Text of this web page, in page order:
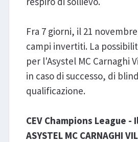
Fra 7 giorni, il 21
campi invertiti. La
per l'Asystel MC Carnaghi
in caso di successo, di
qualificazione.
CEV Champions League
ASYSTEL MC CARNAGHI